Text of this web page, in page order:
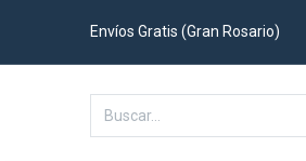
Envíos Gratis (Gran Rosario)